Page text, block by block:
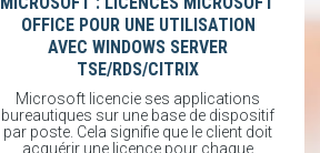
OFFICE POUR UNE UTILISATION
AVEC WINDOWS SERVER
TSE/RDS/CITRIX
Microsoft licencie ses applications
bureautiques sur une base de dispositif
par poste. Cela signifie que le client doit
acquérir une licence pour chaque